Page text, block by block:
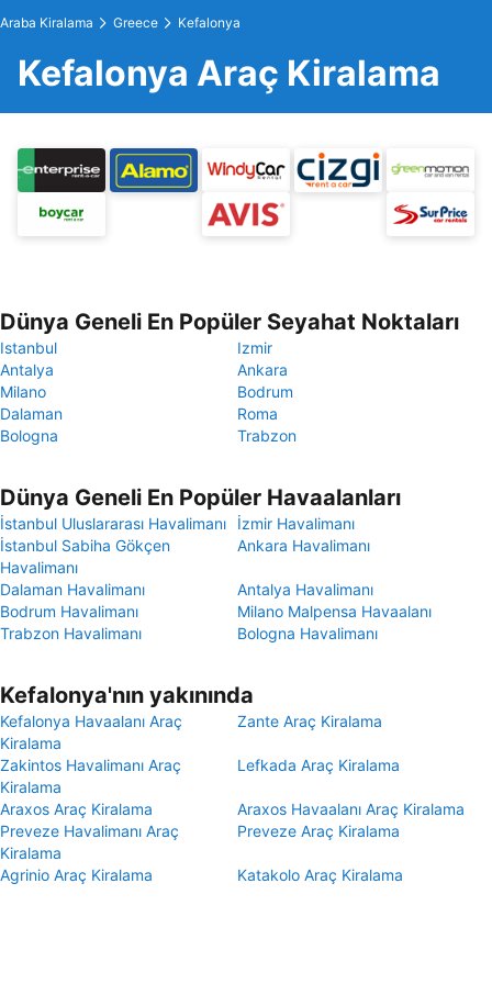
Araba Kiralama Greece Kefalonya
Kefalonya Araç Kiralama
Dünya Geneli En Popüler Seyahat Noktaları
Istanbul
Izmir
Antalya
Ankara
Milano
Bodrum
Dalaman
Roma
Bologna
Trabzon
Dünya Geneli En Popüler Havaalanları
İstanbul Uluslararası Havalimanı
İzmir Havalimanı
İstanbul Sabiha Gökçen
Havalimanı
Ankara Havalimanı
Dalaman Havalimanı
Antalya Havalimanı
Bodrum Havalimanı
Milano Malpensa Havaalanı
Trabzon Havalimanı
Bologna Havalimanı
Kefalonya'nın yakınında
Kefalonya Havaalanı Araç
Kiralama
Zante Araç Kiralama
Zakintos Havalimanı Araç
Kiralama
Lefkada Araç Kiralama
Araxos Araç Kiralama
Araxos Havaalanı Araç Kiralama
Preveze Havalimanı Araç
Kiralama
Preveze Araç Kiralama
Agrinio Araç Kiralama Katakolo Araç Kiralama